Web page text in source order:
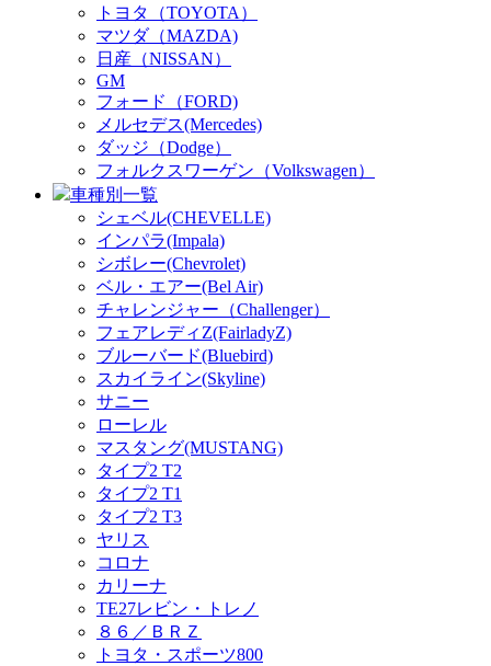
トヨタ（TOYOTA）
マツダ（MAZDA)
日産（NISSAN）
GM
フォード（FORD)
メルセデス(Mercedes)
ダッジ（Dodge）
フォルクスワーゲン（Volkswagen）
車種別一覧
シェベル(CHEVELLE)
インパラ(Impala)
シボレー(Chevrolet)
ベル・エアー(Bel Air)
チャレンジャー（Challenger）
フェアレディZ(FairladyZ)
ブルーバード(Bluebird)
スカイライン(Skyline)
サニー
ローレル
マスタング(MUSTANG)
タイプ2 T2
タイプ2 T1
タイプ2 T3
ヤリス
コロナ
カリーナ
TE27レビン・トレノ
８６／ＢＲＺ
トヨタ・スポーツ800